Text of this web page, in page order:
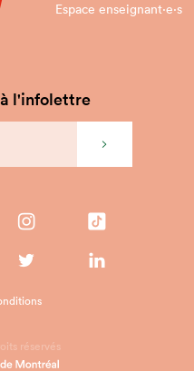
Espace enseignant·e⋅s
l'infolettre
réservés